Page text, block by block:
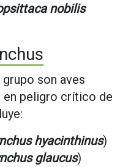
nobilis
son aves
en peligro crítico de
hyacinthinus)
glaucus)